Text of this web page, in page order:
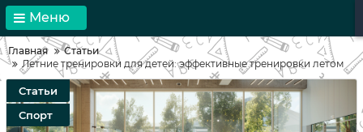
Меню
Главная
Статьи
Летние тренировки для детей: эффективные тренировки летом
Статьи
Спорт